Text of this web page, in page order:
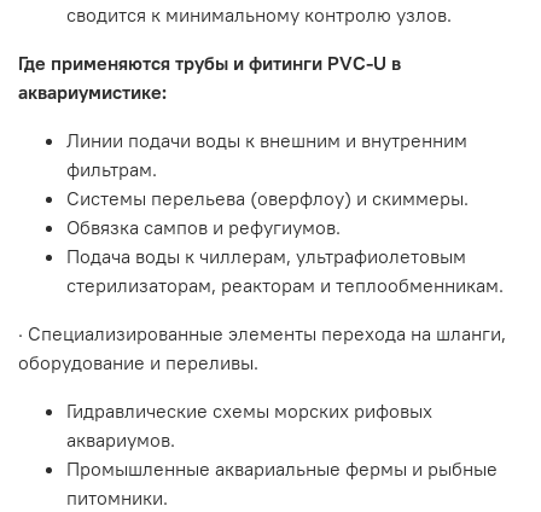
сводится к минимальному контролю узлов.
Где применяются трубы и фитинги PVC-U в
аквариумистике:
Линии подачи воды к внешним и внутренним
фильтрам.
Системы перельева (оверфлоу) и скиммеры.
Обвязка сампов и рефугиумов.
Подача воды к чиллерам, ультрафиолетовым
стерилизаторам, реакторам и теплообменникам.
· Специализированные элементы перехода на шланги,
оборудование и переливы.
Гидравлические схемы морских рифовых
аквариумов.
Промышленные аквариальные фермы и рыбные
питомники.